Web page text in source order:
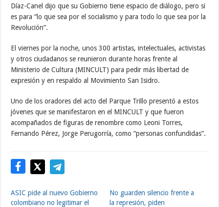
Díaz-Canel dijo que su Gobierno tiene espacio de diálogo, pero si
es para “lo que sea por el socialismo y para todo lo que sea por la
Revolución”.
El viernes por la noche, unos 300 artistas, intelectuales, activistas
y otros ciudadanos se reunieron durante horas frente al
Ministerio de Cultura (MINCULT) para pedir más libertad de
expresión y en respaldo al Movimiento San Isidro.
Uno de los oradores del acto del Parque Trillo presentó a estos
jóvenes que se manifestaron en el MINCULT y que fueron
acompañados de figuras de renombre como Leoni Torres,
Fernando Pérez, Jorge Perugorría, como “personas confundidas”.
ASIC pide al nuevo Gobierno
colombiano no legitimar el
No guarden silencio frente a
la represión, piden